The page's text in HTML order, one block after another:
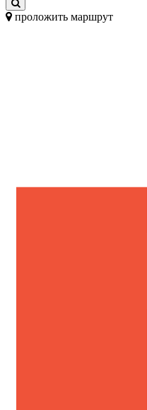
проложить маршрут